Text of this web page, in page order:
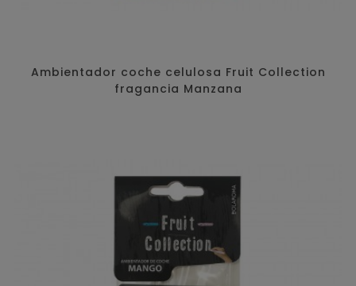
Ambientador coche celulosa Fruit Collection
fragancia Manzana